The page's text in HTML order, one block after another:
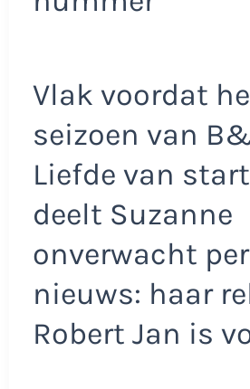
Vlak voordat
seizoen van
Liefde van
deelt Suzanne
onverwacht
nieuws: haar
Robert Jan is